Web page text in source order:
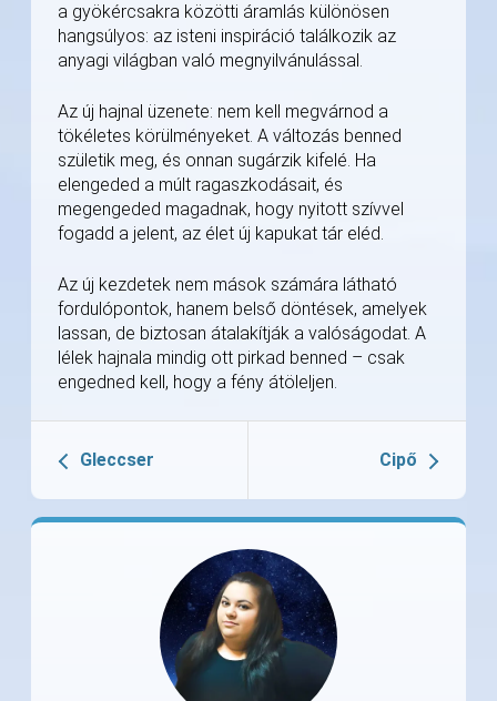
a gyökércsakra közötti áramlás különösen
hangsúlyos: az isteni inspiráció találkozik az
anyagi világban való megnyilvánulással.
Az új hajnal üzenete: nem kell megvárnod a
tökéletes körülményeket. A változás benned
születik meg, és onnan sugárzik kifelé. Ha
elengeded a múlt ragaszkodásait, és
megengeded magadnak, hogy nyitott szívvel
fogadd a jelent, az élet új kapukat tár eléd.
Az új kezdetek nem mások számára látható
fordulópontok, hanem belső döntések, amelyek
lassan, de biztosan átalakítják a valóságodat. A
lélek hajnala mindig ott pirkad benned – csak
engedned kell, hogy a fény átöleljen.
Gleccser Cipő